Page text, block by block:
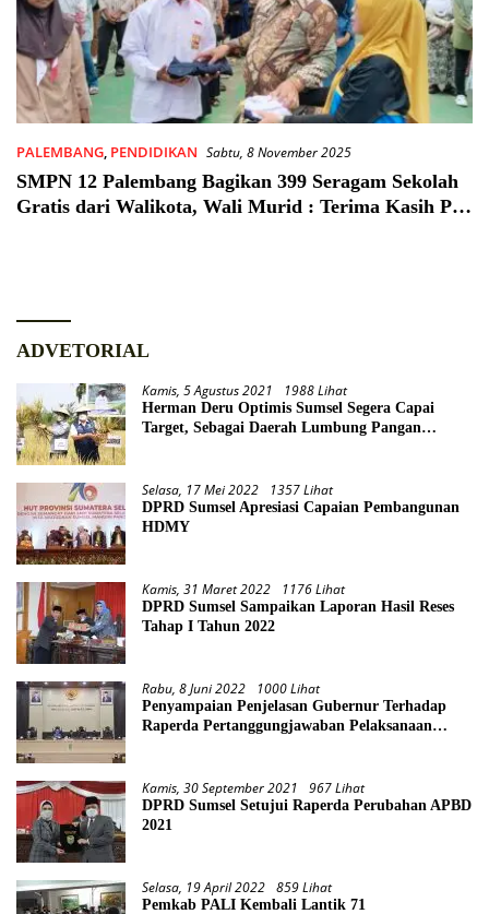
PALEMBANG, PENDIDIKAN Sabtu, 8 November 2025
SMPN 12 Palembang Bagikan 399 Seragam Sekolah
Gratis dari Walikota, Wali Murid : Terima Kasih Pak
ADVETORIAL
Kamis, 5 Agustus 2021 1988 Lihat
Herman Deru Optimis Sumsel Segera Capai
Target, Sebagai Daerah Lumbung Pangan
Selasa, 17 Mei 2022 1357 Lihat
DPRD Sumsel Apresiasi Capaian Pembangunan
HDMY
Kamis, 31 Maret 2022 1176 Lihat
DPRD Sumsel Sampaikan Laporan Hasil Reses
Tahap I Tahun 2022
Rabu, 8 Juni 2022 1000 Lihat
Penyampaian Penjelasan Gubernur Terhadap
Raperda Pertanggungjawaban Pelaksanaan
Kamis, 30 September 2021 967 Lihat
DPRD Sumsel Setujui Raperda Perubahan APBD
2021
Selasa, 19 April 2022 859 Lihat
Pemkab PALI Kembali Lantik 71